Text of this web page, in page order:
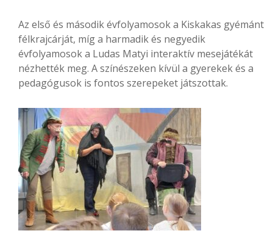
Az első és második évfolyamosok a Kiskakas gyémánt
félkrajcárját, míg a harmadik és negyedik
évfolyamosok a Ludas Matyi interaktív mesejátékát
nézhették meg. A színészeken kívül a gyerekek és a
pedagógusok is fontos szerepeket játszottak.